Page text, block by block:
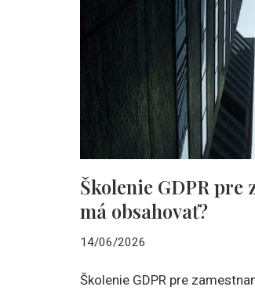
Školenie GDPR pre
má obsahovať?
14/06/2026
Školenie GDPR pre